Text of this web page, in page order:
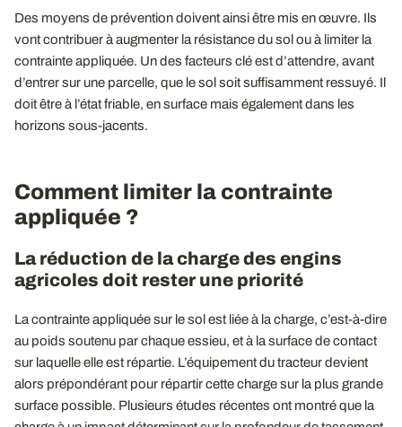
Des moyens de prévention doivent ainsi être mis en œuvre. Ils
vont contribuer à augmenter la résistance du sol ou à limiter la
contrainte appliquée. Un des facteurs clé est d’attendre, avant
d’entrer sur une parcelle, que le sol soit suffisamment ressuyé. Il
doit être à l’état friable, en surface mais également dans les
horizons sous-jacents.
Comment limiter la contrainte
appliquée ?
La réduction de la charge des engins
agricoles doit rester une priorité
La contrainte appliquée sur le sol est liée à la charge, c’est-à-dire
au poids soutenu par chaque essieu, et à la surface de contact
sur laquelle elle est répartie. L’équipement du tracteur devient
alors prépondérant pour répartir cette charge sur la plus grande
surface possible. Plusieurs études récentes ont montré que la